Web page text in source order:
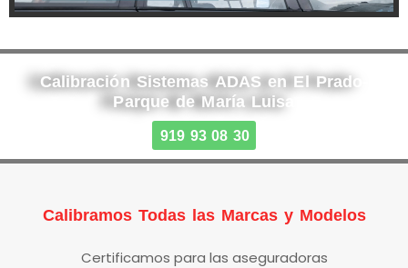
Calibración Sistemas ADAS en El Prado-
Parque de María Luisa
919 93 08 30
Calibramos Todas las Marcas y Modelos
Certificamos para las aseguradoras